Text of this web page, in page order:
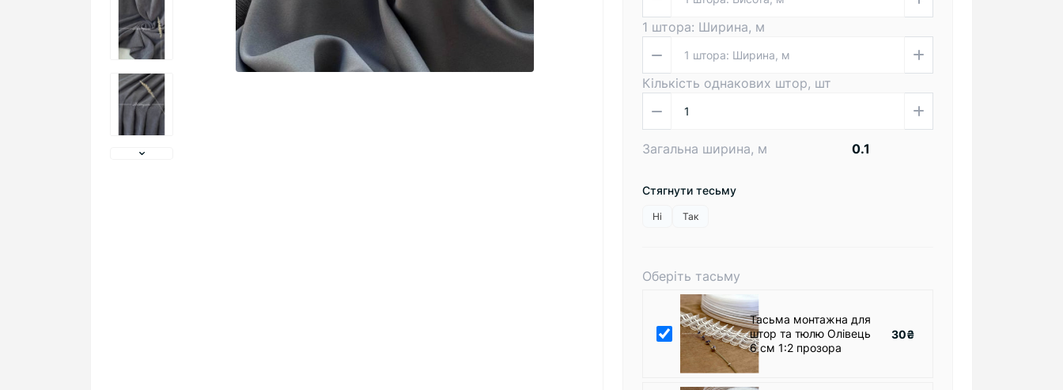
1 штора: Ширина, м
Кількість однакових штор, шт
Загальна ширина, м
Стягнути тесьму
Ні Так
Оберіть тасьму
Тасьма монтажна для
штор та тюлю Олівець
6 см 1:2 прозора
30₴